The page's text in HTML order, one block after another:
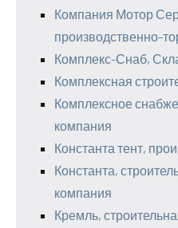
Компания Мотор
производственно-
Комплекс-Снаб,
Комплексная
Комплексное
компания
Константа тент,
Константа,
компания
Кремль,